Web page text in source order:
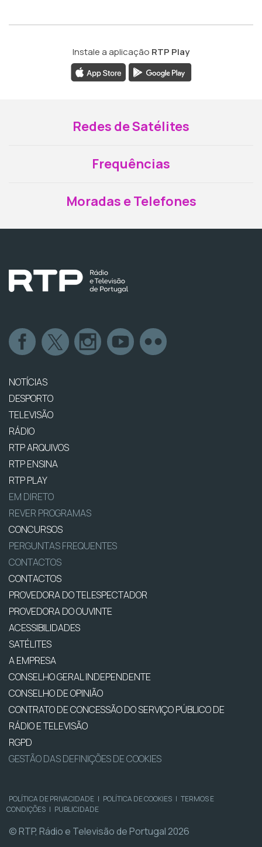
Instale a aplicação RTP Play
Redes de Satélites
Frequências
Moradas e Telefones
NOTÍCIAS
DESPORTO
TELEVISÃO
RÁDIO
RTP ARQUIVOS
RTP ENSINA
RTP PLAY
EM DIRETO
REVER PROGRAMAS
CONCURSOS
PERGUNTAS FREQUENTES
CONTACTOS
CONTACTOS
PROVEDORA DO TELESPECTADOR
PROVEDORA DO OUVINTE
ACESSIBILIDADES
SATÉLITES
A EMPRESA
CONSELHO GERAL INDEPENDENTE
CONSELHO DE OPINIÃO
CONTRATO DE CONCESSÃO DO SERVIÇO PÚBLICO DE
RÁDIO E TELEVISÃO
RGPD
GESTÃO DAS DEFINIÇÕES DE COOKIES
POLÍTICA DE PRIVACIDADE | POLÍTICA DE COOKIES | TERMOS E
CONDIÇÕES | PUBLICIDADE
© RTP, Rádio e Televisão de Portugal 2026